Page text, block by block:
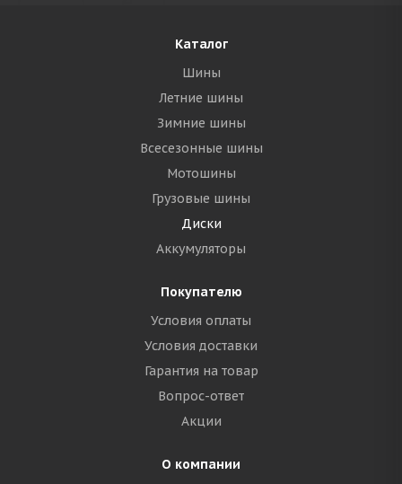
Каталог
Шины
Летние шины
Зимние шины
Всесезонные шины
Мотошины
Грузовые шины
Диски
Аккумуляторы
Покупателю
Условия оплаты
Условия доставки
Гарантия на товар
Вопрос-ответ
Акции
О компании